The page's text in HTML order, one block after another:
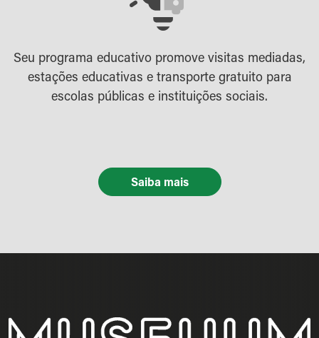
Seu programa educativo promove visitas mediadas,
estações educativas e transporte gratuito para
escolas públicas e instituições sociais.
Saiba mais